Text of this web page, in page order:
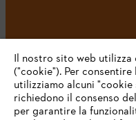
Il nostro sito web
("cookie"). Per
utilizziamo alcuni
richiedono il consenso
per garantire la